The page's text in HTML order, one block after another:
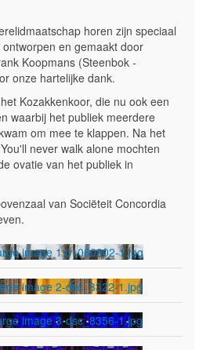
horen zijn speciaal
en gemaakt door
Koopmans (Steenbok -
onze hartelijke dank.
Kozakkenkoor, die nu ook een
waarbij het publiek meerdere
om mee te klappen. Na het
never walk alone mochten
ovatie van het publiek in
van Sociëteit Concordia